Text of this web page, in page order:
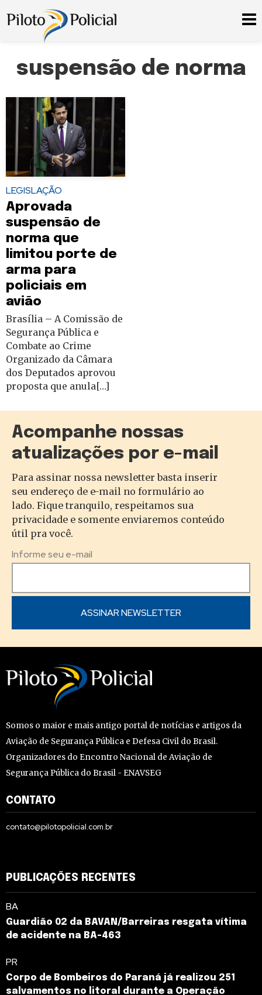
suspensão de norma
LEGISLAÇÃO
Aprovada
suspensão de
norma que
limitou porte de
arma para
policiais em
avião
Brasília – A Comissão de
Segurança Pública e
Combate ao Crime
Organizado da Câmara
dos Deputados aprovou
proposta que anula[…]
Acompanhe nossas
atualizações por e-mail
Para assinar nossa newsletter basta inserir
seu endereço de e-mail no formulário ao
lado. Fique tranquilo, respeitamos sua
privacidade e somente enviaremos conteúdo
útil pra você.
Informe seu e-mail
Somos o maior e mais antigo portal de notícias e artigos da
Aviação de Segurança Pública e Defesa Civil do Brasil.
Organizadores do Encontro Nacional de Aviação de
Segurança Pública do Brasil - ENAVSEG
CONTATO
contato@pilotopolicial.com.br
PUBLICAÇÕES RECENTES
BA
Guardião 02 da BAVAN/Barreiras resgata vítima
de acidente na BA-463
PR
Corpo de Bombeiros do Paraná já realizou 251
salvamentos no litoral durante a Operação